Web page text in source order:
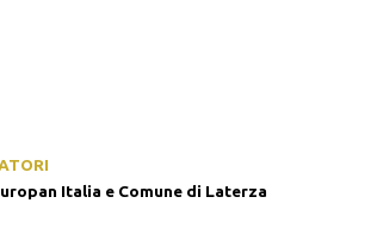
Italia e Comune di Laterza